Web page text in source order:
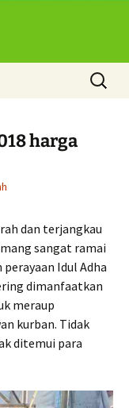
Search
for:
harga
dan terjangkau
sangat ramai
Idul Adha
dimanfaatkan
meraup
kurban. Tidak
ditemui para